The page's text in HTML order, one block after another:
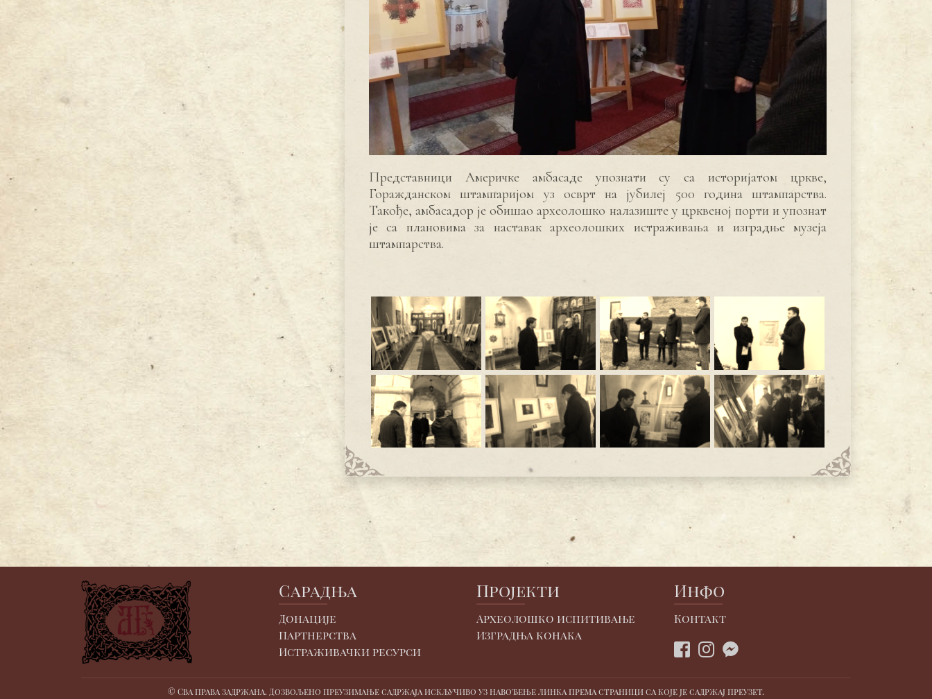
Представници Америчке амбасаде упознати су са историјатом цркве,
Горажданском штампаријом уз осврт на јубилеј 500 година штампарства.
Такође, амбасадор је обишао археолошко налазиште у црквеној порти и упознат
је са плановима за наставак археолошких истраживања и изградње музеја
штампарства.
Сарадња
Донације
Партнерства
Истраживачки ресурси
Пројекти
Археолошко испитивање
Изградња конака
Инфо
Контакт
© Сва права задржана. Дозвољено преузимање садржаја искључиво уз навођење линка према страници са које је садржај преузет.